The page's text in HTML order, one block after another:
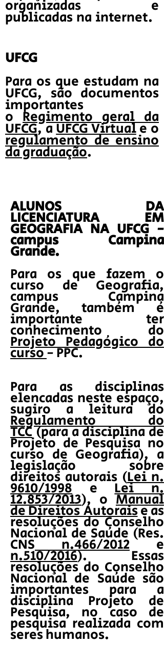
organizadas e
publicadas na internet.
UFCG
Para os que estudam na
UFCG, são documentos
importantes
o Regimento geral da
UFCG, aUFCG Virtuale o
regulamento de ensino
da graduação.
ALUNOS DA
LICENCIATURA EM
GEOGRAFIA NA UFCG -
campus Campina
Grande.
Para os que fazem o
curso de Geografia,
campus Campina
Grande, também é
importante ter
conhecimento do
Projeto Pedagógico do
curso- PPC.
Para as disciplinas
elencadas neste espaço,
sugiro a leitura do
Regulamento do
TCC(para a disciplina de
Projeto de Pesquisa no
curso de Geografia), a
legislação sobre
direitos autorais (Lei n.
9610/1998eLei n.
12.853/2013), oManual
de Direitos Autoraise as
resoluções do Conselho
Nacional de Saúde (Res.
CNSn.466/2012 e
n.510/2016). Essas
resoluções do Conselho
Nacional de Saúde são
importantes para a
disciplina Projeto de
Pesquisa, no caso de
pesquisa realizada com
seres humanos.